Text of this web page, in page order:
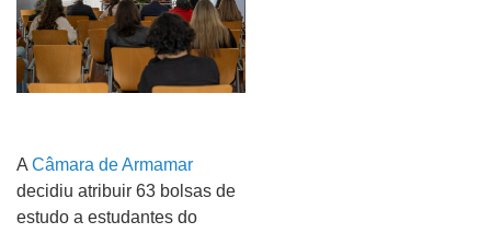
A Câmara de Armamar
decidiu atribuir 63 bolsas de
estudo a estudantes do